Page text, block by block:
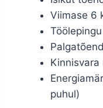
Viimase 6
Kinnisvara
puhul)